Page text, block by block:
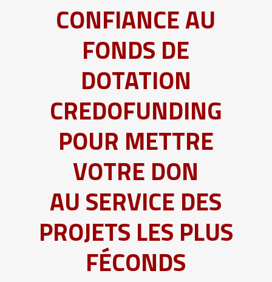
CONFIANCE AU
FONDS DE
DOTATION
CREDOFUNDING
POUR METTRE
VOTRE DON
AU SERVICE DES
PROJETS LES PLUS
FÉCONDS